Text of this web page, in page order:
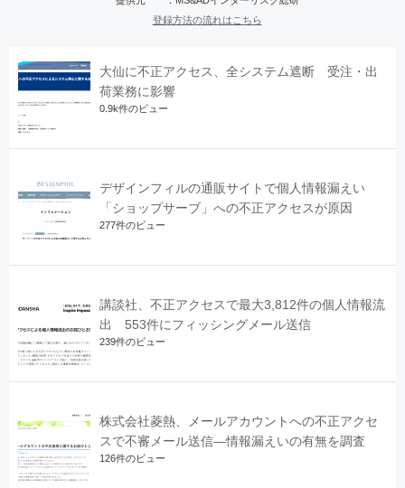
登録方法の流れはこちら
大仙に不正アクセス、全システム遮断 受注・出
荷業務に影響
0.9k件のビュー
デザインフィルの通販サイトで個人情報漏えい
「ショップサーブ」への不正アクセスが原因
277件のビュー
講談社、不正アクセスで最大3,812件の個人情報流
出 553件にフィッシングメール送信
239件のビュー
株式会社菱熱、メールアカウントへの不正アクセ
スで不審メール送信―情報漏えいの有無を調査
126件のビュー